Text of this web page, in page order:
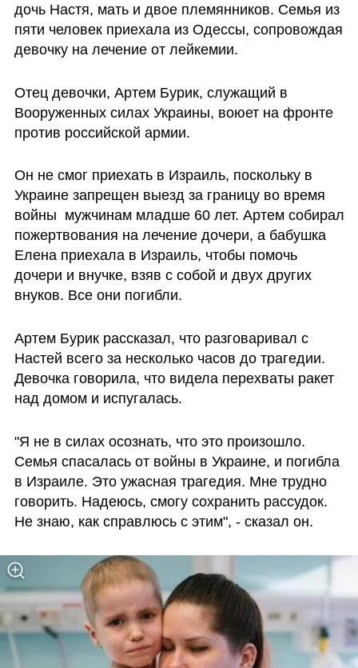
дочь Настя, мать и двое племянников. Семья из
пяти человек приехала из Одессы, сопровождая
девочку на лечение от лейкемии.
Отец девочки, Артем Бурик, служащий в
Вооруженных силах Украины, воюет на фронте
против российской армии.
Он не смог приехать в Израиль, поскольку в
Украине запрещен выезд за границу во время
войны  мужчинам младше 60 лет. Артем собирал
пожертвования на лечение дочери, а бабушка
Елена приехала в Израиль, чтобы помочь
дочери и внучке, взяв с собой и двух других
внуков. Все они погибли.
Артем Бурик рассказал, что разговаривал с
Настей всего за несколько часов до трагедии.
Девочка говорила, что видела перехваты ракет
над домом и испугалась.
"Я не в силах осознать, что это произошло.
Семья спасалась от войны в Украине, и погибла
в Израиле. Это ужасная трагедия. Мне трудно
говорить. Надеюсь, смогу сохранить рассудок.
Не знаю, как справлюсь с этим", - сказал он.